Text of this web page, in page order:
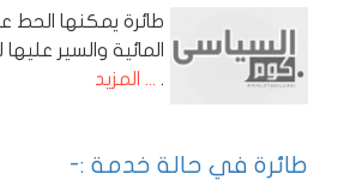
طائرة يمكنها
المائية والسير
. ... المزيد
طائرة في حالة خدمة :-